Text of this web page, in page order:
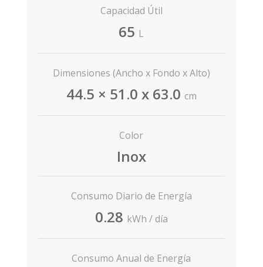
Capacidad Útil
65 L
Dimensiones (Ancho x Fondo x Alto)
44.5 × 51.0 x 63.0 cm
Color
Inox
Consumo Diario de Energía
0.28 kWh / día
Consumo Anual de Energía